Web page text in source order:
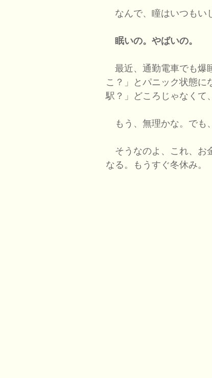
なんで、瞳はいつもい
眠いの。やばいの。
最近、通勤電車でも爆
こ？」とパニック状態に
駅？」どころじゃなくて
もう、無理かな。でも
そうなのよ、これ、お
なる。もうすぐ冬休み。